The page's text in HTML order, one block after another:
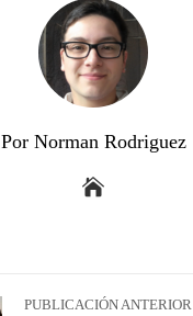
Por Norman Rodriguez
PUBLICACIÓN ANTERIOR